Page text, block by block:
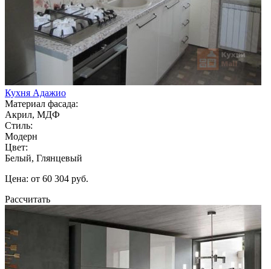
Кухня Адажио
Материал фасада:
Акрил, МДФ
Стиль:
Модерн
Цвет:
Белый, Глянцевый
Цена: от 60 304 руб.
Рассчитать